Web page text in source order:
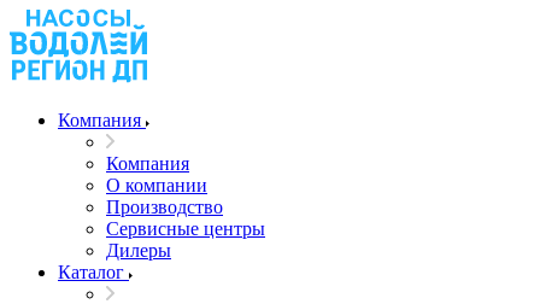
Компания
Компания
О компании
Производство
Сервисные центры
Дилеры
Каталог